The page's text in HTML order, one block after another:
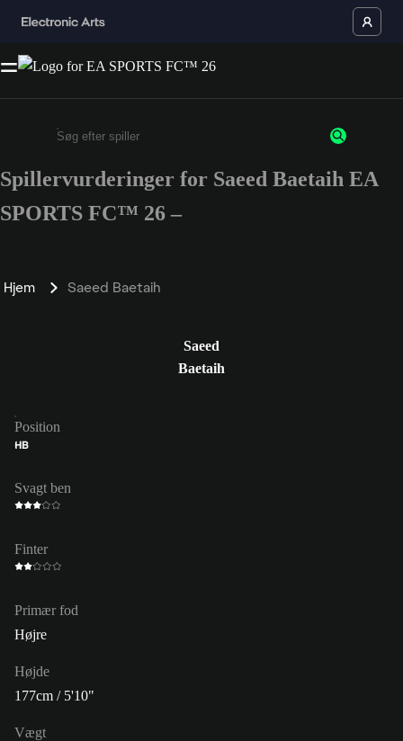
Enter a minimum of 3 characters or numbers
Spillervurderinger for Saeed Baetaih EA
SPORTS FC™ 26 –
Hjem Saeed Baetaih
Saeed
Baetaih
Position
HB
Svagt ben
Finter
Primær fod
Højre
Højde
177cm / 5'10"
Vægt